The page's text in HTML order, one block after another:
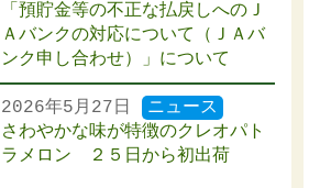
「預貯金等の不正な払戻しへのＪ
Ａバンクの対応について（ＪＡバ
ンク申し合わせ）」について
2026年5月27日
ニュース
さわやかな味が特徴のクレオパト
ラメロン ２５日から初出荷